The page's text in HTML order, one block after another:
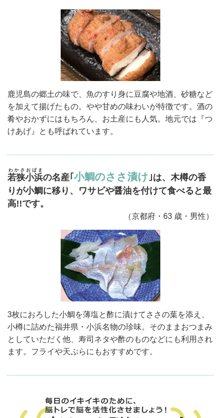
鹿児島の郷土の味で、魚のすり身に豆腐や地酒、砂糖など
を加えて揚げたもの。やや甘めの味わいが特徴です。酒の
肴やおかずにはもちろん、お土産にも人気。地元では『つ
けあげ』とも呼ばれています。
若狭小浜
わかさおばま
の名産｢ 小鯛のささ漬け｣は、木樽の香
りが小鯛に移り、ワサビや醤油を付けて食べると最
高!!です。
（京都府・63 歳・男性）
3枚におろした小鯛を薄塩と酢に漬けてささの葉を添え、
小樽に詰めた福井県・小浜名物の珍味。そのままおつまみ
としていただく他、寿司ネタや酢のものなどにも利用され
ます。フライや天ぷらにもおすすめです。